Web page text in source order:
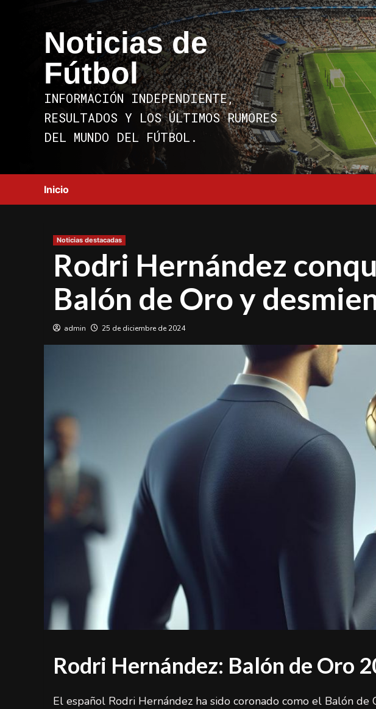
Noticias de
Fútbol
INFORMACIÓN INDEPENDIENTE,
RESULTADOS Y LOS ÚLTIMOS RUMORES
DEL MUNDO DEL FÚTBOL.
Inicio
Noticias destacadas
Rodri Hernández
Balón de Oro y
admin 25 de diciembre de 2024
Rodri Hernández: Balón de Oro
El español Rodri Hernández ha sido coronado como el Balón